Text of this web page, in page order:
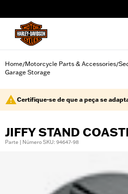
Home/Motorcycle Parts & Accessories/
Garage Storage
Certifique-se de que a peça se
JIFFY STAND
Parte | Número SKU: 94647-98